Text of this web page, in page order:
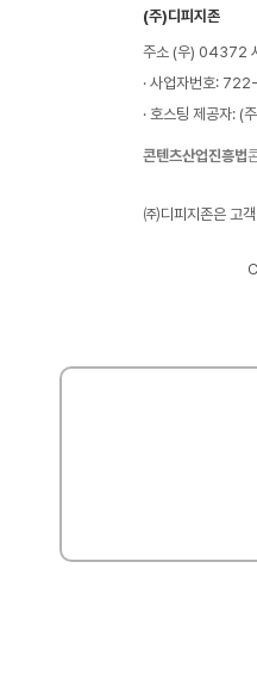
(주)디피지존
주소 (우) 04372
· 사업자번호:
· 호스팅 제공자: (
콘텐츠산업진흥법
㈜디피지존은 고